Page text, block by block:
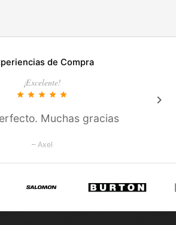
de Compra
¡Excelente!
star star star star star
Muchas gracias
– Axel
keyboard_arrow_right